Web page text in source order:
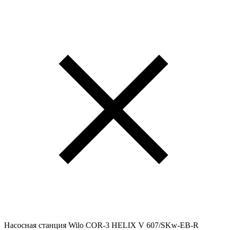
Насосная станция Wilo COR-3 HELIX V 607/SKw-EB-R